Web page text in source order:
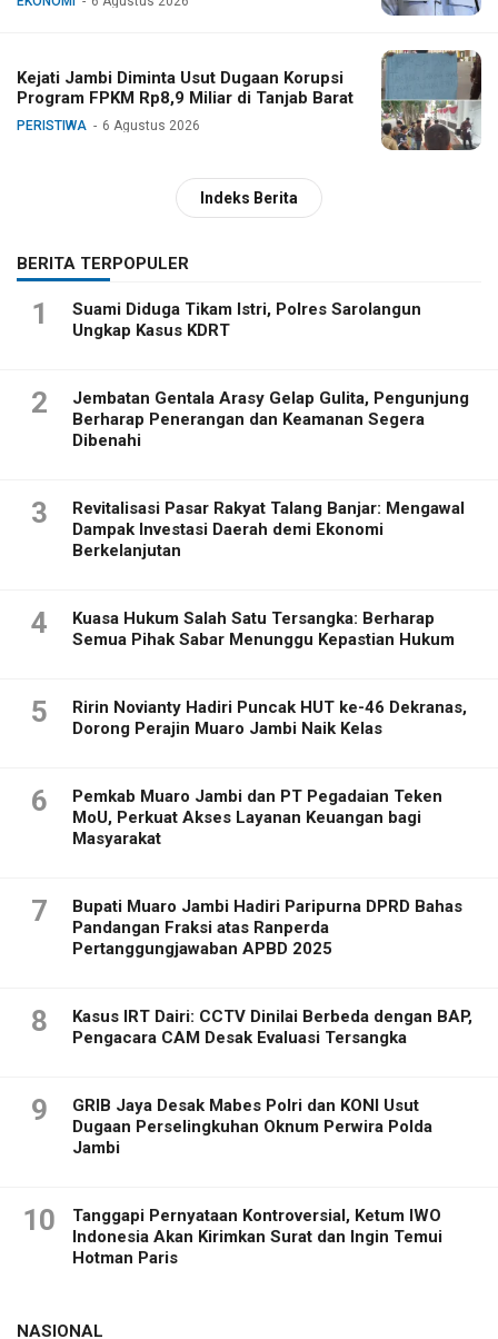
Kejati Jambi Diminta Usut Dugaan Korupsi
Program FPKM Rp8,9 Miliar di Tanjab Barat
PERISTIWA 6 Agustus 2026
Indeks Berita
BERITA TERPOPULER
1
Suami Diduga Tikam Istri, Polres Sarolangun
Ungkap Kasus KDRT
2
Jembatan Gentala Arasy Gelap Gulita, Pengunjung
Berharap Penerangan dan Keamanan Segera
Dibenahi
3
Revitalisasi Pasar Rakyat Talang Banjar: Mengawal
Dampak Investasi Daerah demi Ekonomi
Berkelanjutan
4
Kuasa Hukum Salah Satu Tersangka: Berharap
Semua Pihak Sabar Menunggu Kepastian Hukum
5
Ririn Novianty Hadiri Puncak HUT ke-46 Dekranas,
Dorong Perajin Muaro Jambi Naik Kelas
6
Pemkab Muaro Jambi dan PT Pegadaian Teken
MoU, Perkuat Akses Layanan Keuangan bagi
Masyarakat
7
Bupati Muaro Jambi Hadiri Paripurna DPRD Bahas
Pandangan Fraksi atas Ranperda
Pertanggungjawaban APBD 2025
8
Kasus IRT Dairi: CCTV Dinilai Berbeda dengan BAP,
Pengacara CAM Desak Evaluasi Tersangka
9
GRIB Jaya Desak Mabes Polri dan KONI Usut
Dugaan Perselingkuhan Oknum Perwira Polda
Jambi
10
Tanggapi Pernyataan Kontroversial, Ketum IWO
Indonesia Akan Kirimkan Surat dan Ingin Temui
Hotman Paris
NASIONAL